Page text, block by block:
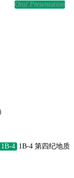
Oral Presentation
1B-4 1B-4 第四纪地质